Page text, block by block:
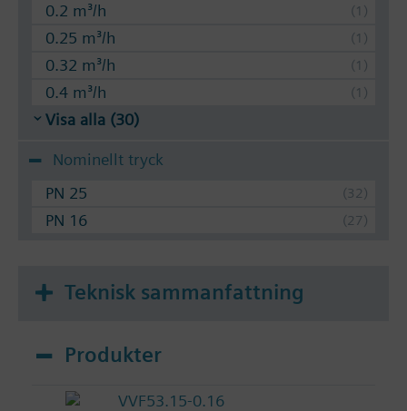
0.2 m³/h
0.25 m³/h
0.32 m³/h
0.4 m³/h
Visa alla (30)
Nominellt tryck
PN 25
PN 16
Teknisk sammanfattning
Produkter
VVF53.15-0.16